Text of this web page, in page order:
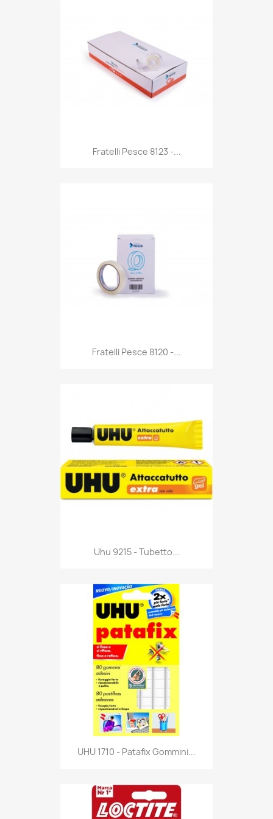
Anteprima
Fratelli Pesce 8123 -...
Anteprima
Fratelli Pesce 8120 -...
Anteprima
Uhu 9215 - Tubetto...
Anteprima
UHU 1710 - Patafix Gommini...